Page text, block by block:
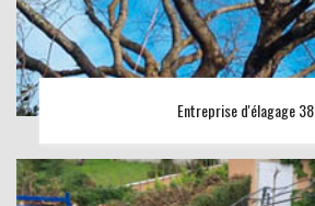
Entreprise d'élagage 38